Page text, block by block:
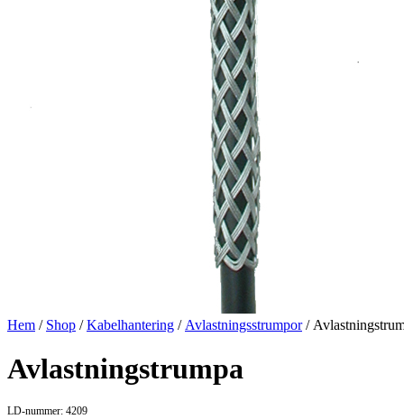
Hem / Shop /Kabelhantering / Avlastningsstrumpor/
Avlastningstrumpa
LD-nummer: 4209